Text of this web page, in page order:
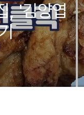
, '김양엽